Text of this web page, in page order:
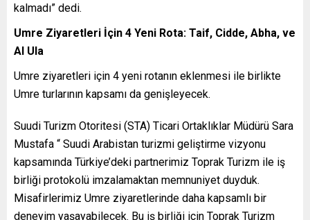
kalmadı” dedi.
Umre Ziyaretleri İçin 4 Yeni Rota: Taif, Cidde, Abha, ve
Al Ula
Umre ziyaretleri için 4 yeni rotanın eklenmesi ile birlikte
Umre turlarının kapsamı da genişleyecek.
Suudi Turizm Otoritesi (STA) Ticari Ortaklıklar Müdürü Sara
Mustafa “ Suudi Arabistan turizmi geliştirme vizyonu
kapsamında Türkiye’deki partnerimiz Toprak Turizm ile iş
birliği protokolü imzalamaktan memnuniyet duyduk.
Misafirlerimiz Umre ziyaretlerinde daha kapsamlı bir
deneyim yaşayabilecek. Bu iş birliği için Toprak Turizm